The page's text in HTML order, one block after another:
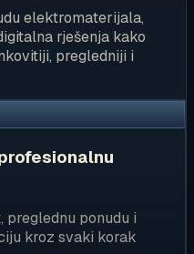
elektromaterijala,
rješenja kako
pregledniji i
preglednu ponudu i
kroz svaki korak